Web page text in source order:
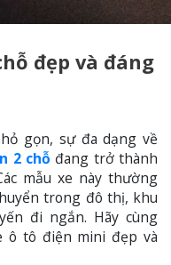
đẹp và đáng
gọn, sự đa dạng về
2 chỗ đang trở thành
mẫu xe này thường
trong đô thị, khu
đi ngắn. Hãy cùng
ô tô điện mini đẹp và